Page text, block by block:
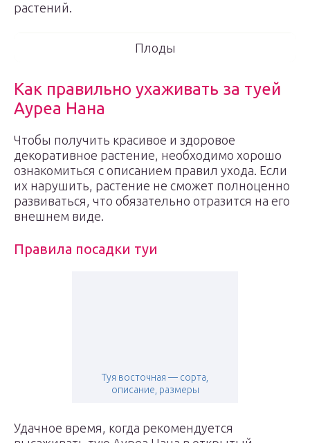
растений.
Плоды
Как правильно ухаживать за туей
Ауреа Нана
Чтобы получить красивое и здоровое
декоративное растение, необходимо хорошо
ознакомиться с описанием правил ухода. Если
их нарушить, растение не сможет полноценно
развиваться, что обязательно отразится на его
внешнем виде.
Правила посадки туи
Туя восточная — сорта,
описание, размеры
Удачное время, когда рекомендуется